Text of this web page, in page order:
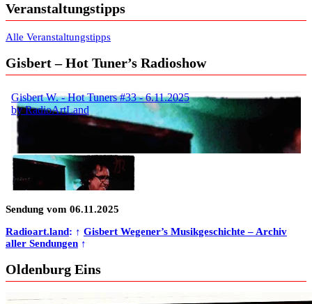
Veranstaltungstipps
Alle Veranstaltungstipps
Gisbert – Hot Tuner’s Radioshow
Sendung vom 06.11.2025
Radioart.land: ↑ Gisbert Wegener’s Musikgeschichte – Archiv
aller Sendungen ↑
Oldenburg Eins